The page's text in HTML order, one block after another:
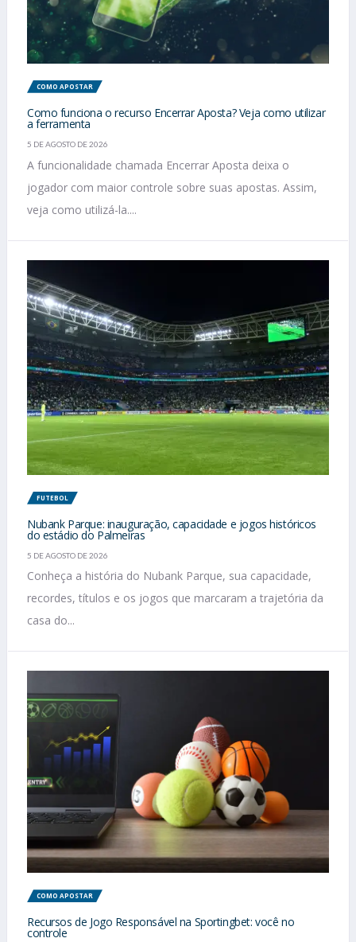
COMO APOSTAR
Como funciona o recurso Encerrar Aposta? Veja como utilizar
a ferramenta
5 DE AGOSTO DE 2026
A funcionalidade chamada Encerrar Aposta deixa o
jogador com maior controle sobre suas apostas. Assim,
veja como utilizá-la....
FUTEBOL
Nubank Parque: inauguração, capacidade e jogos históricos
do estádio do Palmeiras
5 DE AGOSTO DE 2026
Conheça a história do Nubank Parque, sua capacidade,
recordes, títulos e os jogos que marcaram a trajetória da
casa do...
COMO APOSTAR
Recursos de Jogo Responsável na Sportingbet: você no
controle